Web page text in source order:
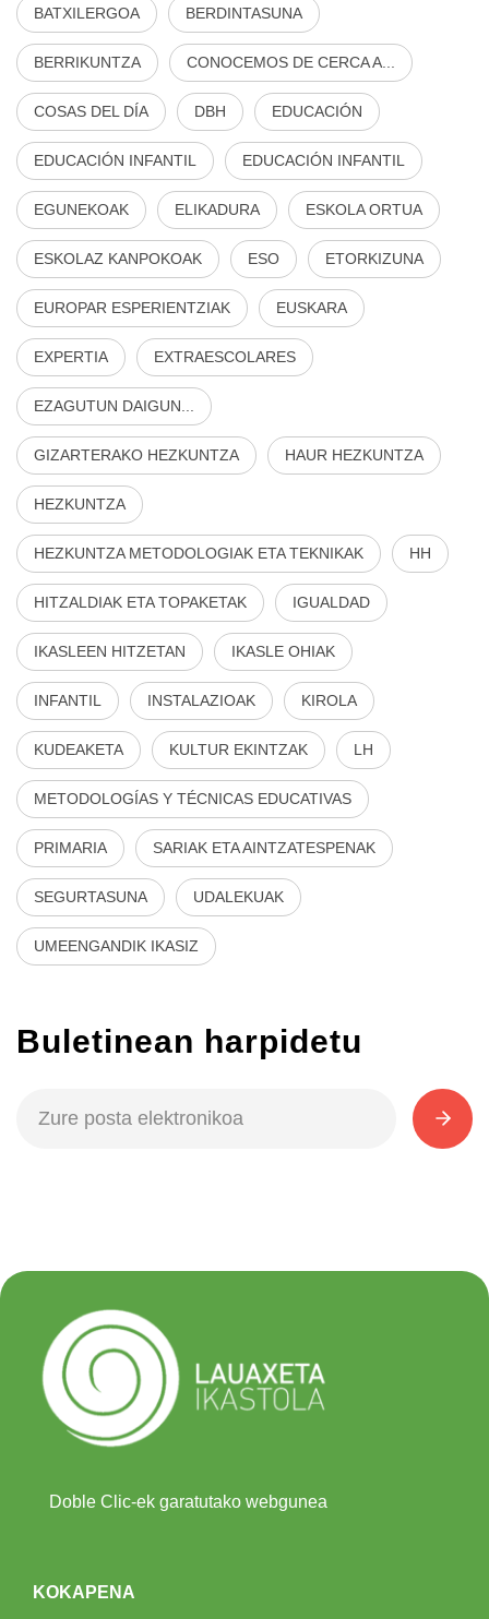
BATXILERGOA BERDINTASUNA
BERRIKUNTZA CONOCEMOS DE CERCA A...
COSAS DEL DÍA DBH EDUCACIÓN
EDUCACIÓN INFANTIL EDUCACIÓN INFANTIL
EGUNEKOAK ELIKADURA ESKOLA ORTUA
ESKOLAZ KANPOKOAK ESO ETORKIZUNA
EUROPAR ESPERIENTZIAK EUSKARA
EXPERTIA EXTRAESCOLARES
EZAGUTUN DAIGUN...
GIZARTERAKO HEZKUNTZA HAUR HEZKUNTZA
HEZKUNTZA
HEZKUNTZA METODOLOGIAK ETA TEKNIKAK HH
HITZALDIAK ETA TOPAKETAK IGUALDAD
IKASLEEN HITZETAN IKASLE OHIAK
INFANTIL INSTALAZIOAK KIROLA
KUDEAKETA KULTUR EKINTZAK LH
METODOLOGÍAS Y TÉCNICAS EDUCATIVAS
PRIMARIA SARIAK ETA AINTZATESPENAK
SEGURTASUNA UDALEKUAK
UMEENGANDIK IKASIZ
Buletinean harpidetu
Doble Clic-ek garatutako webgunea
KOKAPENA